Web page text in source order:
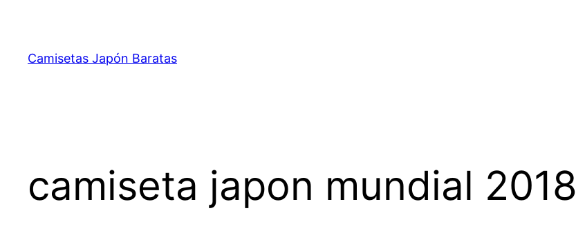
contenido
Camisetas Japón Baratas
camiseta japon mundial 2018